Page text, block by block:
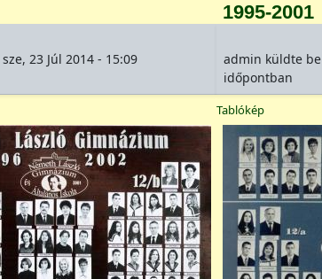
sze, 23 Júl 2014 - 15:09
1995-2001
admin küldte be
időpontban
Tablókép